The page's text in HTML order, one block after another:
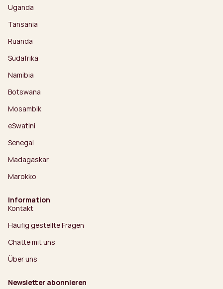
Uganda
Tansania
Ruanda
Südafrika
Namibia
Botswana
Mosambik
eSwatini
Senegal
Madagaskar
Marokko
Information
Kontakt
Häufig gestellte Fragen
Chatte mit uns
Über uns
Newsletter abonnieren